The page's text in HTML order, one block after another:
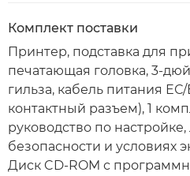
Комплект поставки
Принтер, подставка для
печатающая головка, 3-
гильза, кабель питания
контактный разъем), 1
руководство по настройке,
безопасности и условиях
Диск CD-ROM с